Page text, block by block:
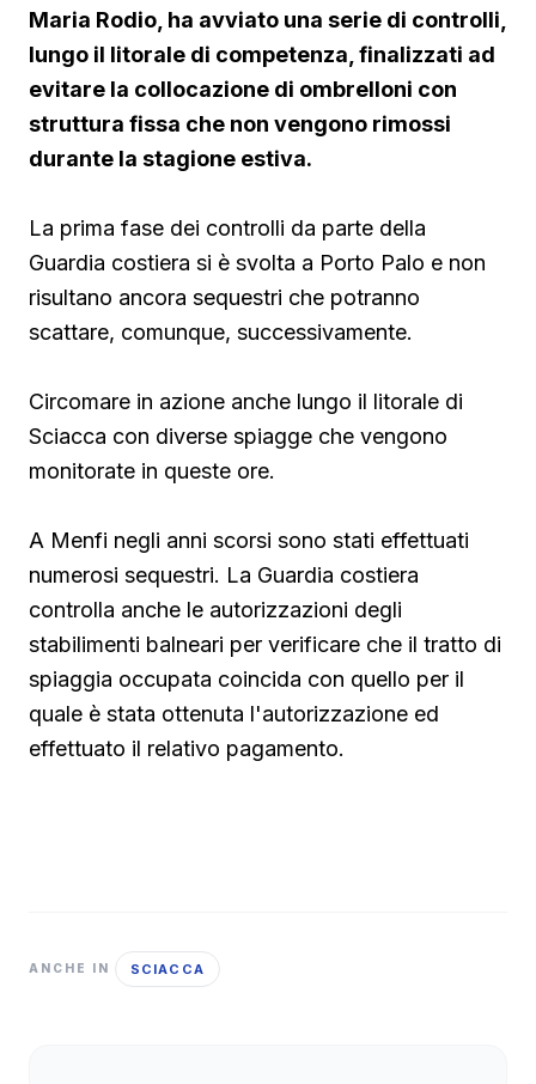
Maria Rodio, ha avviato una serie di controlli,
lungo il litorale di competenza, finalizzati ad
evitare la collocazione di ombrelloni con
struttura fissa che non vengono rimossi
durante la stagione estiva.
La prima fase dei controlli da parte della
Guardia costiera si è svolta a Porto Palo e non
risultano ancora sequestri che potranno
scattare, comunque, successivamente.
Circomare in azione anche lungo il litorale di
Sciacca con diverse spiagge che vengono
monitorate in queste ore.
A Menfi negli anni scorsi sono stati effettuati
numerosi sequestri. La Guardia costiera
controlla anche le autorizzazioni degli
stabilimenti balneari per verificare che il tratto di
spiaggia occupata coincida con quello per il
quale è stata ottenuta l'autorizzazione ed
effettuato il relativo pagamento.
ANCHE IN SCIACCA